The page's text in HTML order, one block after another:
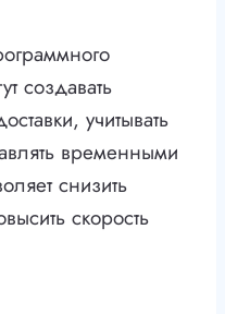
создавать
учитывать
временными
снизить
скорость